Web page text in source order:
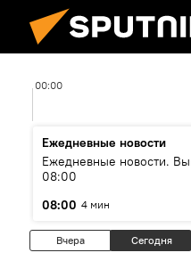
00:00
Ежедневные новости
Ежедневные новости.
08:00
08:00 4 мин
Вчера Сегодня